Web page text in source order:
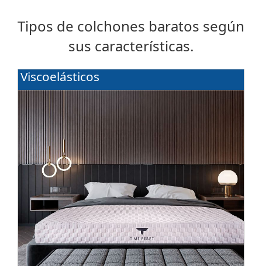
Tipos de colchones baratos según
sus características.
Viscoelásticos